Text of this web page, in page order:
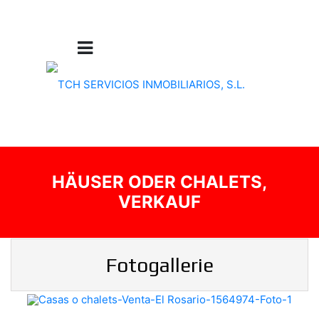
HÄUSER ODER CHALETS,
VERKAUF
Fotogallerie